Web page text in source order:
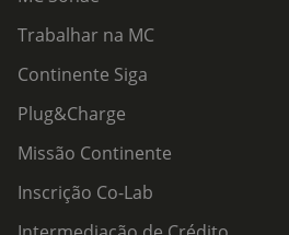
Trabalhar na MC
Continente Siga
Plug&Charge
Missão Continente
Inscrição Co-Lab